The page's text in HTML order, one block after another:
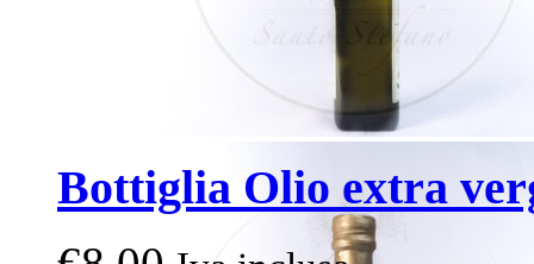
Bottiglia Olio extra